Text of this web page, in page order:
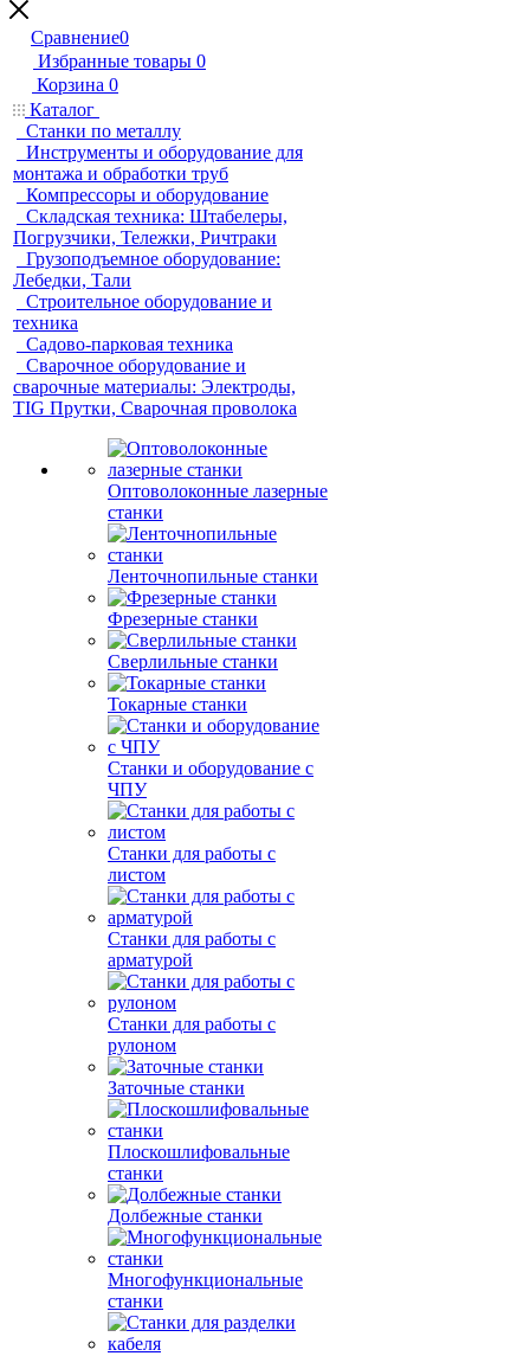
Сравнение0
Избранные товары 0
Корзина 0
Каталог
Станки по металлу
Инструменты и оборудование для
монтажа и обработки труб
Компрессоры и оборудование
Складская техника: Штабелеры,
Погрузчики, Тележки, Ричтраки
Грузоподъемное оборудование:
Лебедки, Тали
Строительное оборудование и
техника
Садово-парковая техника
Сварочное оборудование и
сварочные материалы: Электроды,
TIG Прутки, Сварочная проволока
Оптоволоконные лазерные
станки
Ленточнопильные станки
Фрезерные станки
Сверлильные станки
Токарные станки
Станки и оборудование с
ЧПУ
Станки для работы с
листом
Станки для работы с
арматурой
Станки для работы с
рулоном
Заточные станки
Плоскошлифовальные
станки
Долбежные станки
Многофункциональные
станки